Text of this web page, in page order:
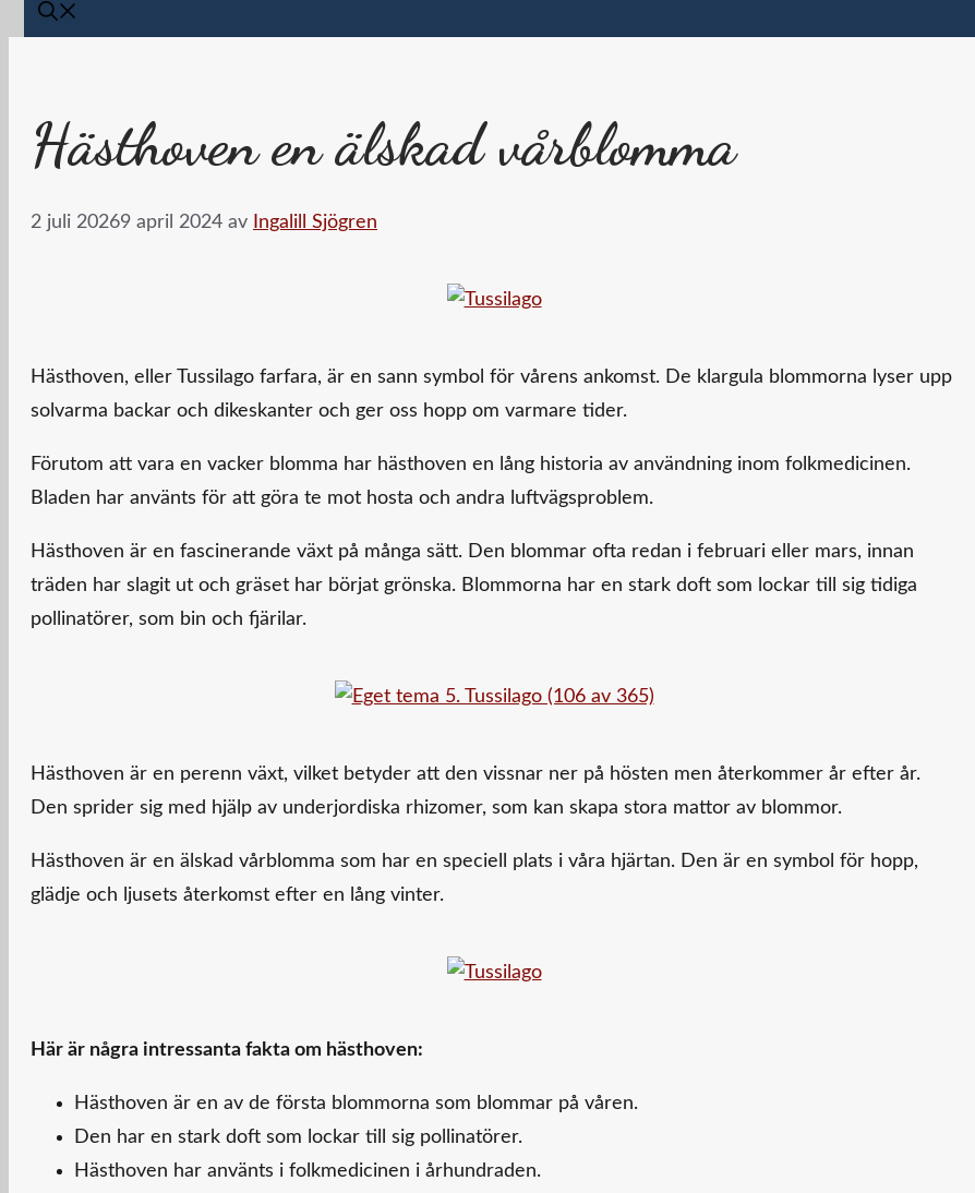
Hästhoven en älskad vårblomma
2 juli 20269 april 2024 av Ingalill Sjögren
Hästhoven, eller Tussilago farfara, är en sann symbol för vårens ankomst. De klargula blommorna lyser upp
solvarma backar och dikeskanter och ger oss hopp om varmare tider.
Förutom att vara en vacker blomma har hästhoven en lång historia av användning inom folkmedicinen.
Bladen har använts för att göra te mot hosta och andra luftvägsproblem.
Hästhoven är en fascinerande växt på många sätt. Den blommar ofta redan i februari eller mars, innan
träden har slagit ut och gräset har börjat grönska. Blommorna har en stark doft som lockar till sig tidiga
pollinatörer, som bin och fjärilar.
Hästhoven är en perenn växt, vilket betyder att den vissnar ner på hösten men återkommer år efter år.
Den sprider sig med hjälp av underjordiska rhizomer, som kan skapa stora mattor av blommor.
Hästhoven är en älskad vårblomma som har en speciell plats i våra hjärtan. Den är en symbol för hopp,
glädje och ljusets återkomst efter en lång vinter.
Här är några intressanta fakta om hästhoven:
Hästhoven är en av de första blommorna som blommar på våren.
Den har en stark doft som lockar till sig pollinatörer.
Hästhoven har använts i folkmedicinen i århundraden.